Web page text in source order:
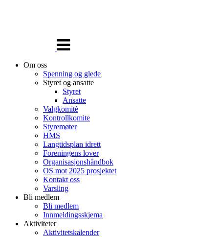
navigasjon
Om oss
Spenning og glede
Styret og ansatte
Styret
Ansatte
Valgkomitè
Kontrollkomite
Styremøter
HMS
Langtidsplan idrett
Foreningens lover
Organisasjonshåndbok
OS mot 2025 prosjektet
Kontakt oss
Varsling
Bli medlem
Bli medlem
Innmeldingsskjema
Aktiviteter
Aktivitetskalender